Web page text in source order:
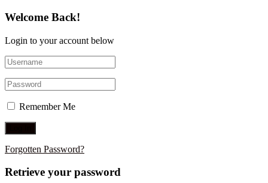
Welcome Back!
Login to your account below
Remember Me
Forgotten Password?
Retrieve your password